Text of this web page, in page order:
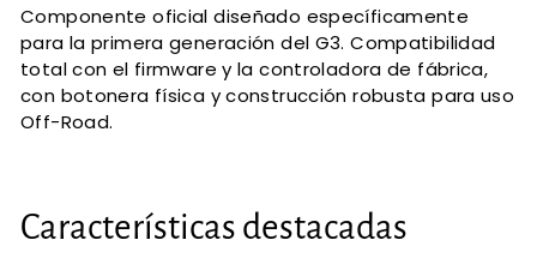
Componente oficial diseñado específicamente
para la primera generación del G3. Compatibilidad
total con el firmware y la controladora de fábrica,
con botonera física y construcción robusta para uso
Off-Road.
Características destacadas